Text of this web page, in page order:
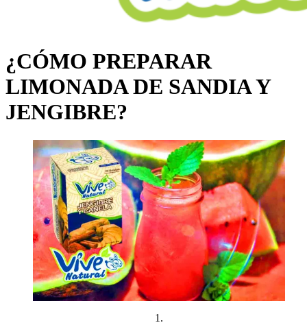
¿CÓMO PREPARAR
LIMONADA DE SANDIA Y
JENGIBRE?
1.